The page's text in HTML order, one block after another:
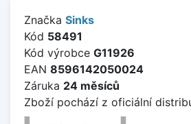
Značka Sinks
Kód 58491
Kód výrobce G11926
EAN 8596142050024
Záruka 24 měsíců
Zboží pochází z oficiální